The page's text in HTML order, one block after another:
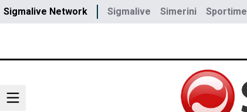
Sigmalive Network Sigmalive Simerini Sportime